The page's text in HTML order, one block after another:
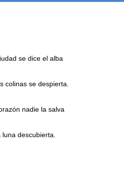
se dice el alba
colinas se despierta.
nadie la salva
descubierta.